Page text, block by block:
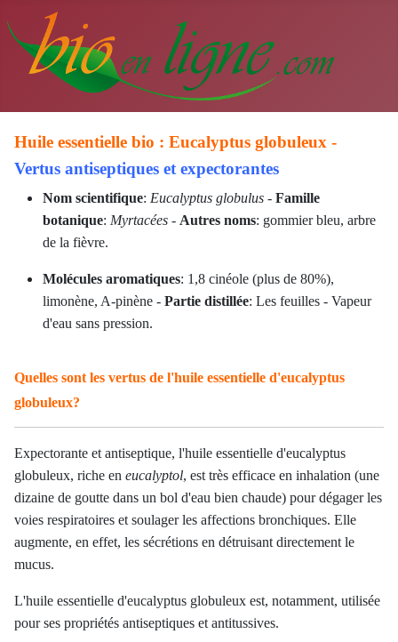
Huile essentielle bio : Eucalyptus globuleux -
Vertus antiseptiques et expectorantes
Nom scientifique: Eucalyptus globulus - Famille
botanique: Myrtacées - Autres noms: gommier bleu, arbre
de la fièvre.
Molécules aromatiques: 1,8 cinéole (plus de 80%),
limonène, A-pinène - Partie distillée: Les feuilles - Vapeur
d'eau sans pression.
Quelles sont les vertus de l'huile essentielle d'eucalyptus
globuleux?
Expectorante et antiseptique, l'huile essentielle d'eucalyptus
globuleux, riche en eucalyptol, est très efficace en inhalation (une
dizaine de goutte dans un bol d'eau bien chaude) pour dégager les
voies respiratoires et soulager les affections bronchiques. Elle
augmente, en effet, les sécrétions en détruisant directement le
mucus.
L'huile essentielle d'eucalyptus globuleux est, notamment, utilisée
pour ses propriétés antiseptiques et antitussives.